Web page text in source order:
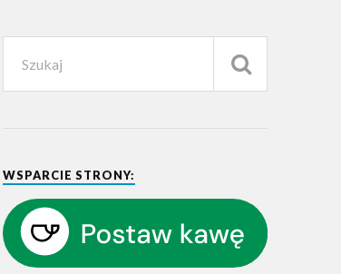
WSPARCIE STRONY: